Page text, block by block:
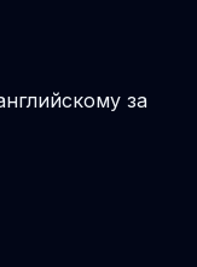
за